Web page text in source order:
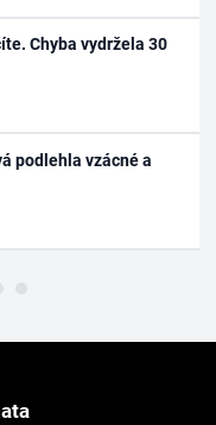
Chyba vydržela 30
podlehla vzácné a